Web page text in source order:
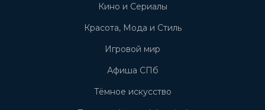
Кино и Сериалы
Красота, Мода и Стиль
Игровой мир
Афиша СПб
Тёмное искусство